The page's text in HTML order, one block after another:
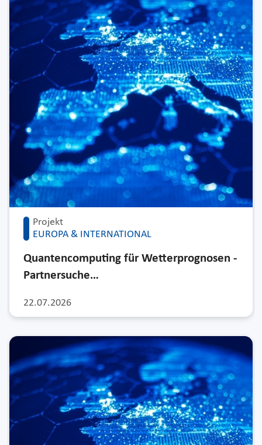
Projekt
EUROPA & INTERNATIONAL
22.07.2026
Quantencomputing für Wetterprognosen -
Partnersuche…